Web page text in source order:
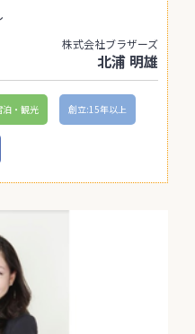
株式会社ブラザーズ
北浦 明雄
泊・観光 創立:15年以上